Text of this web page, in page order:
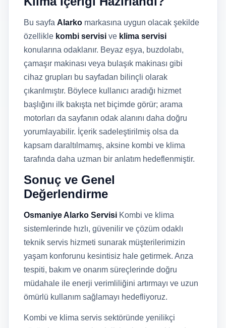
Bu sayfa Alarko markasına uygun olacak şekilde
özellikle kombi servisi ve klima servisi
konularına odaklanır. Beyaz eşya, buzdolabı,
çamaşır makinası veya bulaşık makinası gibi
cihaz grupları bu sayfadan bilinçli olarak
çıkarılmıştır. Böylece kullanıcı aradığı hizmet
başlığını ilk bakışta net biçimde görür; arama
motorları da sayfanın odak alanını daha doğru
yorumlayabilir. İçerik sadeleştirilmiş olsa da
kapsam daraltılmamış, aksine kombi ve klima
tarafında daha uzman bir anlatım hedeflenmiştir.
Sonuç ve Genel
Değerlendirme
Osmaniye Alarko Servisi Kombi ve klima
sistemlerinde hızlı, güvenilir ve çözüm odaklı
teknik servis hizmeti sunarak müşterilerimizin
yaşam konforunu kesintisiz hale getirmek. Arıza
tespiti, bakım ve onarım süreçlerinde doğru
müdahale ile enerji verimliliğini artırmayı ve uzun
ömürlü kullanım sağlamayı hedefliyoruz.
Kombi ve klima servis sektöründe yenilikçi